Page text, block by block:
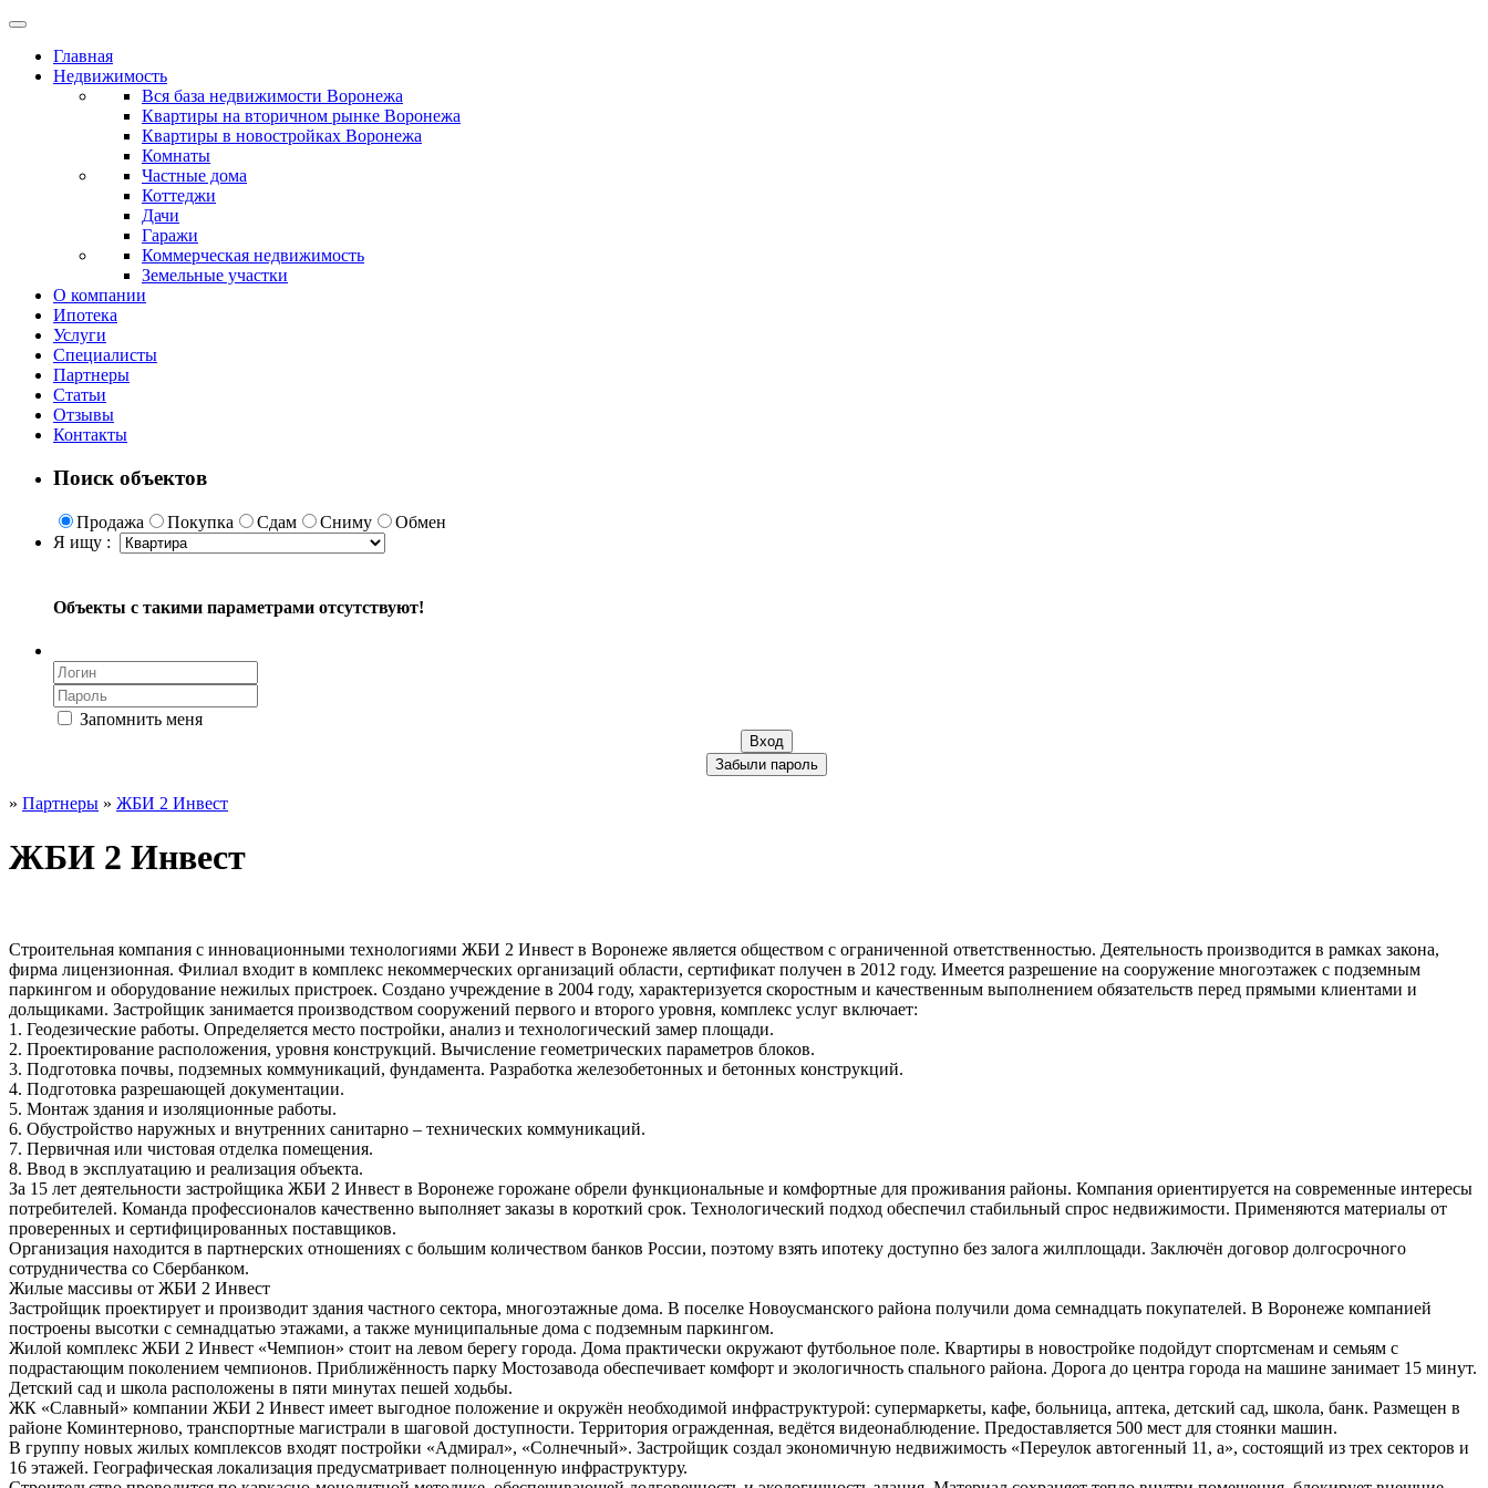
Главная
Недвижимость
Вся база недвижимости Воронежа
Квартиры на вторичном рынке Воронежа
Квартиры в новостройках Воронежа
Комнаты
Частные дома
Коттеджи
Дачи
Гаражи
Коммерческая недвижимость
Земельные участки
О компании
Ипотека
Услуги
Специалисты
Партнеры
Статьи
Отзывы
Контакты
Поиск объектов
Продажа Покупка Сдам Сниму
Обмен
Я ищу :
Объекты с такими параметрами отсутствуют!
Запомнить меня
Вход
Забыли пароль
» Партнеры » ЖБИ 2 Инвест
ЖБИ 2 Инвест
Строительная компания с инновационными технологиями ЖБИ 2 Инвест в Воронеже является обществом с ограниченной ответственностью. Деятельность производится в рамках закона,
фирма лицензионная. Филиал входит в комплекс некоммерческих организаций области, сертификат получен в 2012 году. Имеется разрешение на сооружение многоэтажек с подземным
паркингом и оборудование нежилых пристроек. Создано учреждение в 2004 году, характеризуется скоростным и качественным выполнением обязательств перед прямыми клиентами и
дольщиками. Застройщик занимается производством сооружений первого и второго уровня, комплекс услуг включает:
1. Геодезические работы. Определяется место постройки, анализ и технологический замер площади.
2. Проектирование расположения, уровня конструкций. Вычисление геометрических параметров блоков.
3. Подготовка почвы, подземных коммуникаций, фундамента. Разработка железобетонных и бетонных конструкций.
4. Подготовка разрешающей документации.
5. Монтаж здания и изоляционные работы.
6. Обустройство наружных и внутренних санитарно – технических коммуникаций.
7. Первичная или чистовая отделка помещения.
8. Ввод в эксплуатацию и реализация объекта.
За 15 лет деятельности застройщика ЖБИ 2 Инвест в Воронеже горожане обрели функциональные и комфортные для проживания районы. Компания ориентируется на современные интересы
потребителей. Команда профессионалов качественно выполняет заказы в короткий срок. Технологический подход обеспечил стабильный спрос недвижимости. Применяются материалы от
проверенных и сертифицированных поставщиков.
Организация находится в партнерских отношениях с большим количеством банков России, поэтому взять ипотеку доступно без залога жилплощади. Заключён договор долгосрочного
сотрудничества со Сбербанком.
Жилые массивы от ЖБИ 2 Инвест
Застройщик проектирует и производит здания частного сектора, многоэтажные дома. В поселке Новоусманского района получили дома семнадцать покупателей. В Воронеже компанией
построены высотки с семнадцатью этажами, а также муниципальные дома с подземным паркингом.
Жилой комплекс ЖБИ 2 Инвест «Чемпион» стоит на левом берегу города. Дома практически окружают футбольное поле. Квартиры в новостройке подойдут спортсменам и семьям с
подрастающим поколением чемпионов. Приближённость парку Мостозавода обеспечивает комфорт и экологичность спального района. Дорога до центра города на машине занимает 15 минут.
Детский сад и школа расположены в пяти минутах пешей ходьбы.
ЖК «Славный» компании ЖБИ 2 Инвест имеет выгодное положение и окружён необходимой инфраструктурой: супермаркеты, кафе, больница, аптека, детский сад, школа, банк. Размещен в
районе Коминтерново, транспортные магистрали в шаговой доступности. Территория огражденная, ведётся видеонаблюдение. Предоставляется 500 мест для стоянки машин.
В группу новых жилых комплексов входят постройки «Адмирал», «Солнечный». Застройщик создал экономичную недвижимость «Переулок автогенный 11, а», состоящий из трех секторов и
16 этажей. Географическая локализация предусматривает полноценную инфраструктуру.